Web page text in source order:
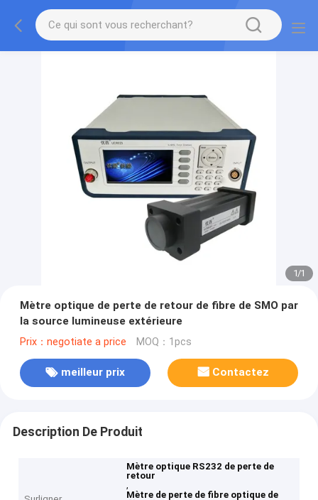
1/1
Mètre optique de perte de retour de fibre de SMO par
la source lumineuse extérieure
Prix：negotiate a price MOQ：1pcs
meilleur prix Contactez
Description De Produit
Mètre optique RS232 de perte de
retour
,
Mètre de perte de fibre optique de